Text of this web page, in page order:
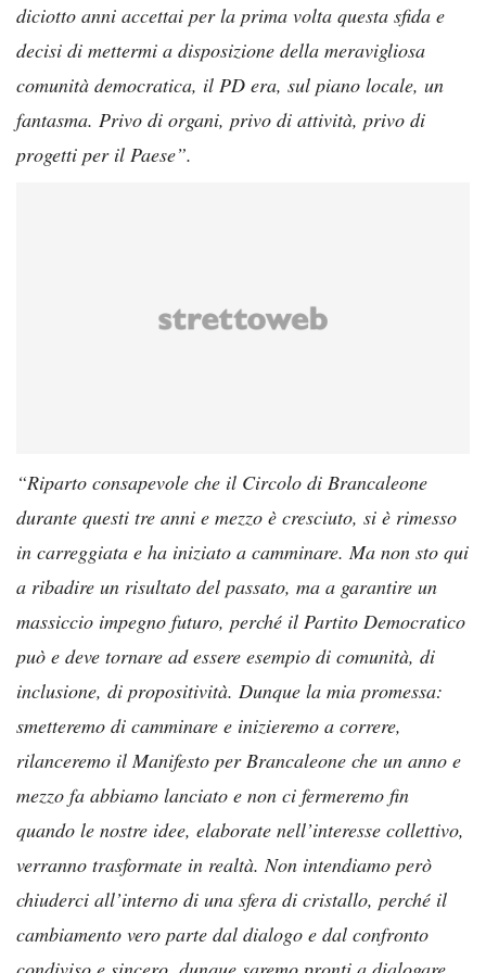
diciotto anni accettai per la prima volta questa sfida e
decisi di mettermi a disposizione della meravigliosa
comunità democratica, il PD era, sul piano locale, un
fantasma. Privo di organi, privo di attività, privo di
progetti per il Paese”.
“Riparto consapevole che il Circolo di Brancaleone
durante questi tre anni e mezzo è cresciuto, si è rimesso
in carreggiata e ha iniziato a camminare. Ma non sto qui
a ribadire un risultato del passato, ma a garantire un
massiccio impegno futuro, perché il Partito Democratico
può e deve tornare ad essere esempio di comunità, di
inclusione, di propositività. Dunque la mia promessa:
smetteremo di camminare e inizieremo a correre,
rilanceremo il Manifesto per Brancaleone che un anno e
mezzo fa abbiamo lanciato e non ci fermeremo fin
quando le nostre idee, elaborate nell’interesse collettivo,
verranno trasformate in realtà. Non intendiamo però
chiuderci all’interno di una sfera di cristallo, perché il
cambiamento vero parte dal dialogo e dal confronto